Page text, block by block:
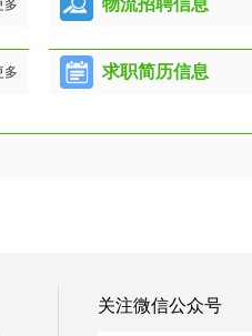
多 物流招聘信息
多 求职简历信息
关注微信公众号